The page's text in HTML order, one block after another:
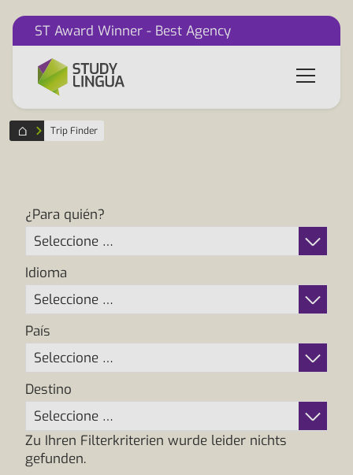
ST Award Winner - Best Agency
Trip Finder
¿Para quién?
Seleccione …
Idioma
Seleccione …
País
Seleccione …
Destino
Seleccione …
Zu Ihren Filterkriterien wurde leider nichts
gefunden.